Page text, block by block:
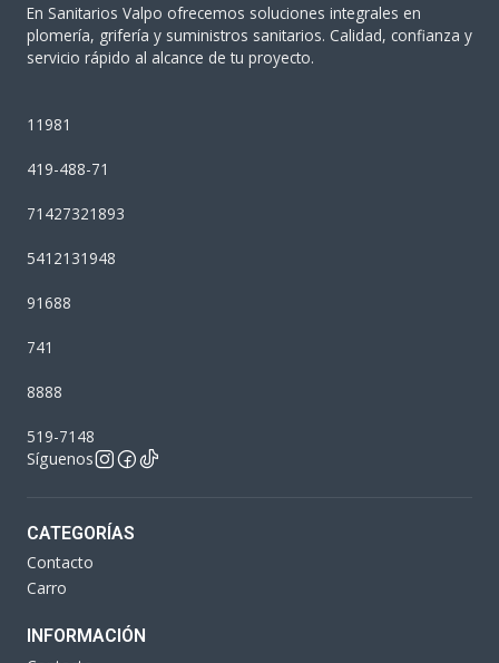
En Sanitarios Valpo ofrecemos soluciones integrales en
plomería, grifería y suministros sanitarios. Calidad, confianza y
servicio rápido al alcance de tu proyecto.
11981
419-488-71
71427321893
5412131948
91688
741
8888
519-7148
Síguenos
CATEGORÍAS
Contacto
Carro
INFORMACIÓN